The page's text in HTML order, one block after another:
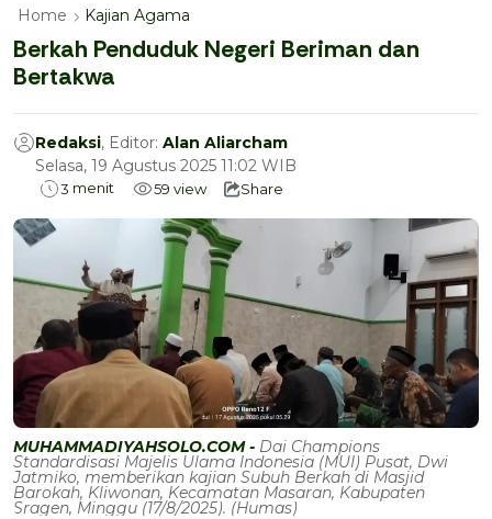
Home Kajian Agama
Berkah Penduduk Negeri Beriman dan
Bertakwa
Redaksi, Editor: Alan Aliarcham
Selasa, 19 Agustus 2025 11:02 WIB
3 menit 59 view Share
MUHAMMADIYAHSOLO.COM - Dai Champions
Standardisasi Majelis Ulama Indonesia (MUI) Pusat, Dwi
Jatmiko, memberikan kajian Subuh Berkah di Masjid
Barokah, Kliwonan, Kecamatan Masaran, Kabupaten
Sragen, Minggu (17/8/2025). (Humas)